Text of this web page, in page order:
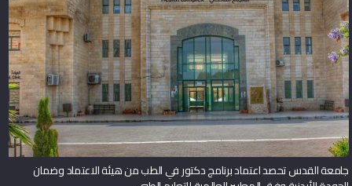
جامعة القدس تحصد اعتماد برنامج دكتور في الطب من هيئة الاعتماد وضمان